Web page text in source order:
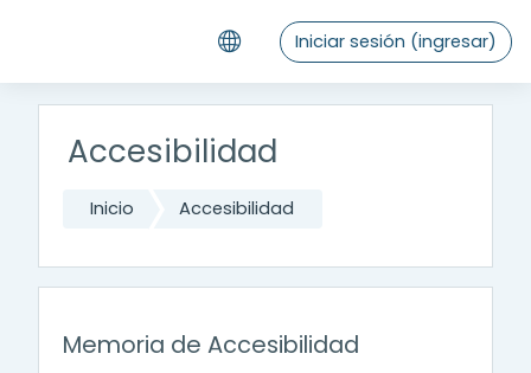
Iniciar sesión (ingresar)
Accesibilidad
Inicio Accesibilidad
Memoria de Accesibilidad